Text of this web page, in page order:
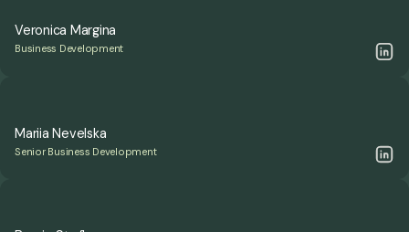
Veronica Margina
Business Development
Mariia Nevelska
Senior Business Development